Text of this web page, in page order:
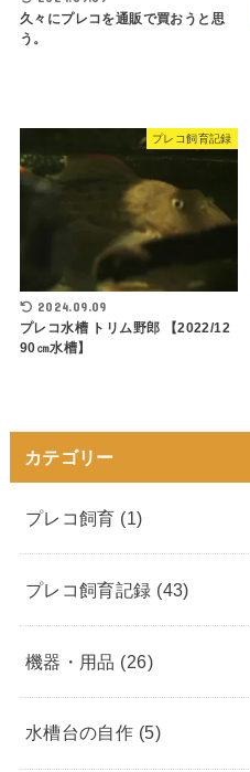
久々にプレコを通販で買おうと思
う。
プレコ飼育記録
2024.09.09
プレコ水槽 トリム野郎 【2022/12
90㎝水槽】
カテゴリー
プレコ飼育 (1)
プレコ飼育記録 (43)
機器・用品 (26)
水槽台の自作 (5)